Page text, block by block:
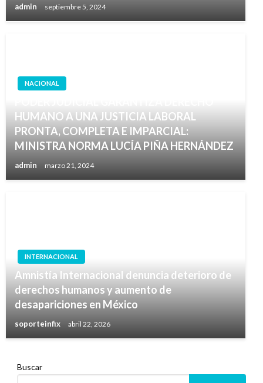
admin septiembre 5, 2024
NACIONAL
HUMANO A UNA JUSTICIA LABORAL
PRONTA, COMPLETA E IMPARCIAL:
MINISTRA NORMA LUCÍA PIÑA HERNÁNDEZ
admin marzo 21, 2024
INTERNACIONAL
Amnistía Internacional denuncia deterioro de
derechos humanos y aumento de
desapariciones en México
soporteinfix abril 22, 2026
Buscar